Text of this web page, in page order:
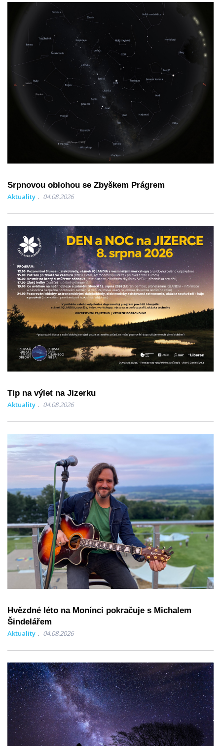
Srpnovou oblohou se Zbyškem Prágrem
Aktuality 04.08.2026
Tip na výlet na Jizerku
Aktuality 04.08.2026
Hvězdné léto na Monínci pokračuje s Michalem
Šindelářem
Aktuality 04.08.2026